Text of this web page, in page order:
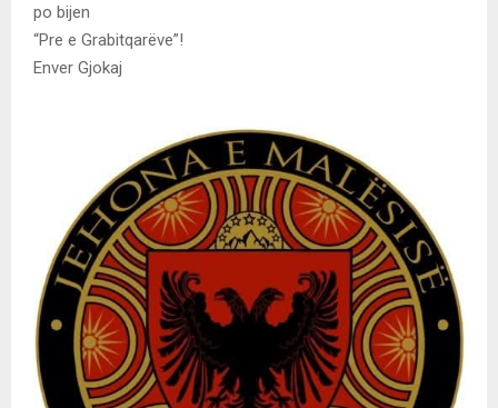
po bijen
“Pre e Grabitqarëve”!
Enver Gjokaj